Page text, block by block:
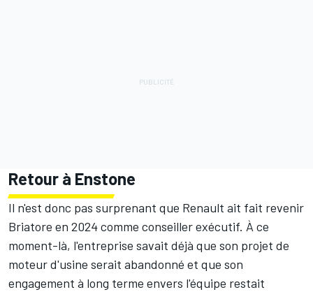
Retour à Enstone
Il n'est donc pas surprenant que Renault ait fait revenir
Briatore en 2024 comme conseiller exécutif. À ce
moment-là, l'entreprise savait déjà que son projet de
moteur d'usine serait abandonné et que son
engagement à long terme envers l'équipe restait